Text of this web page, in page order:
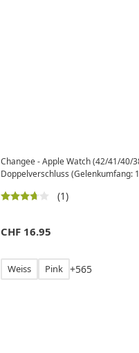
Changee - Apple Watch (42/41/40/
Doppelverschluss (Gelenkumfang:
(1)
CHF 16.95
Weiss Pink +565